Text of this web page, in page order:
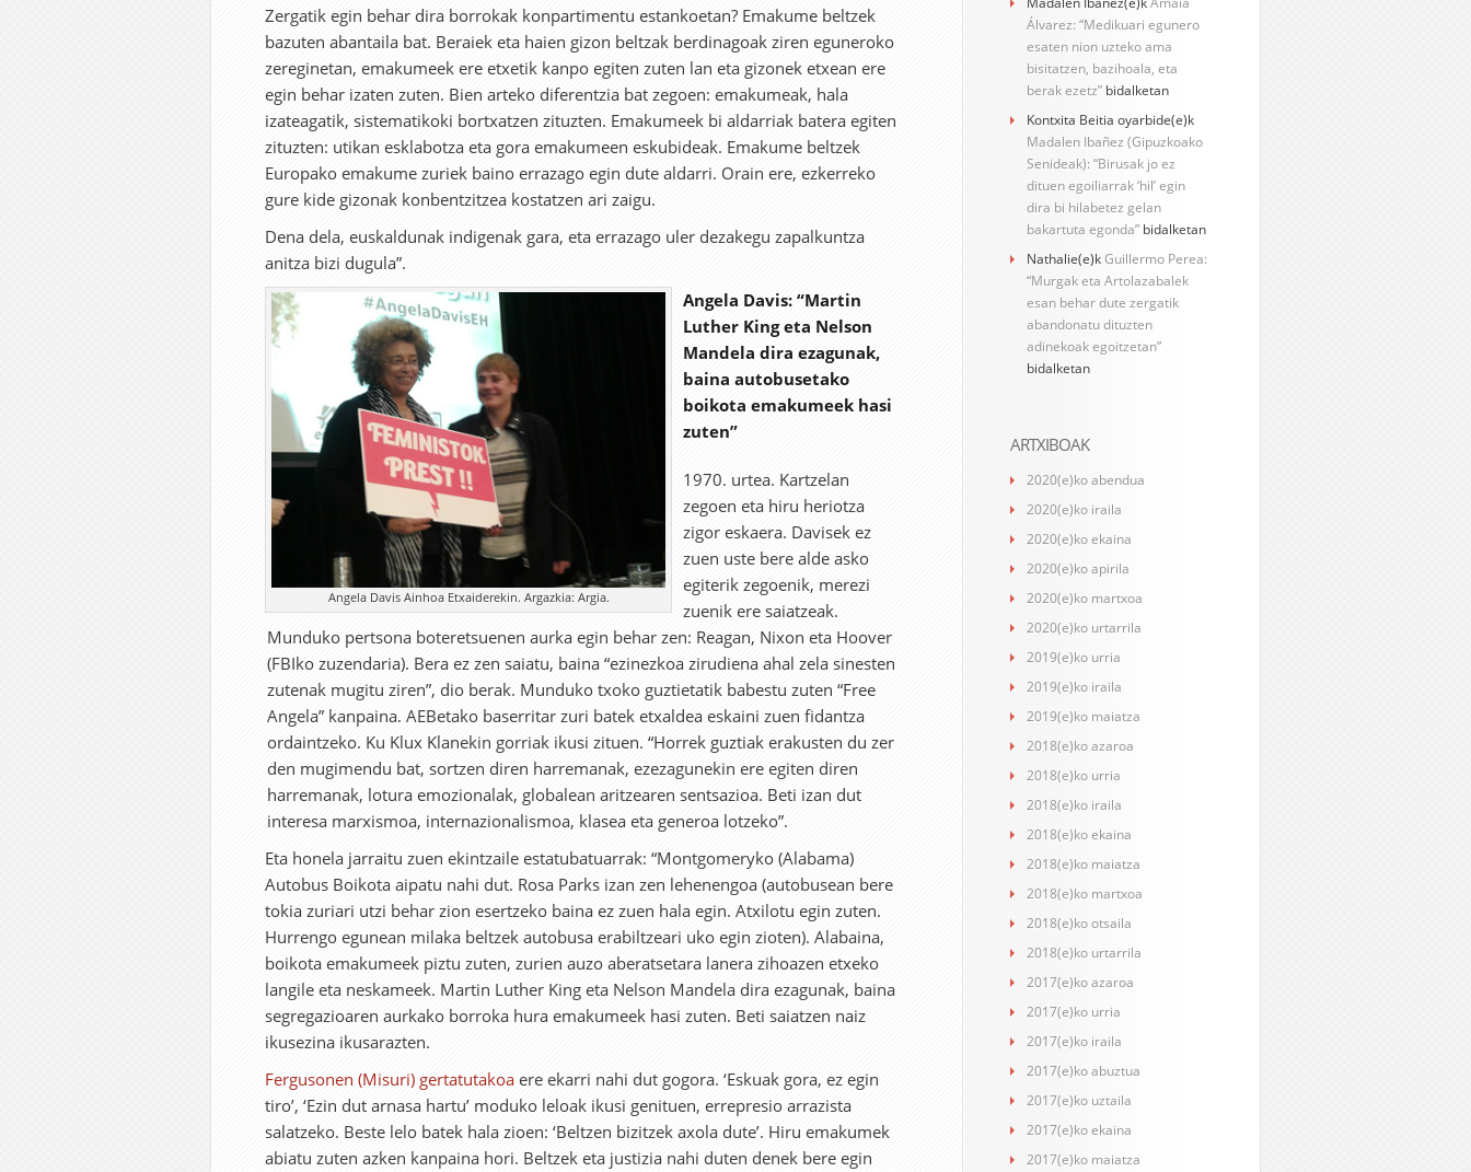
Zergatik egin behar dira borrokak konpartimentu estankoetan? Emakume beltzek
bazuten abantaila bat. Beraiek eta haien gizon beltzak berdinagoak ziren eguneroko
zereginetan, emakumeek ere etxetik kanpo egiten zuten lan eta gizonek etxean ere
egin behar izaten zuten. Bien arteko diferentzia bat zegoen: emakumeak, hala
izateagatik, sistematikoki bortxatzen zituzten. Emakumeek bi aldarriak batera egiten
zituzten: utikan esklabotza eta gora emakumeen eskubideak. Emakume beltzek
Europako emakume zuriek baino errazago egin dute aldarri. Orain ere, ezkerreko
gure kide gizonak konbentzitzea kostatzen ari zaigu.
Dena dela, euskaldunak indigenak gara, eta errazago uler dezakegu zapalkuntza
anitza bizi dugula”.
Angela Davis Ainhoa Etxaiderekin. Argazkia: Argia.
Angela Davis: “Martin
Luther King eta Nelson
Mandela dira ezagunak,
baina autobusetako
boikota emakumeek hasi
zuten”
urtea. Kartzelan
zegoen eta hiru heriotza
zigor eskaera. Davisek ez
zuen uste bere alde asko
egiterik zegoenik, merezi
zuenik ere saiatzeak.
Munduko pertsona boteretsuenen aurka egin behar zen: Reagan, Nixon eta Hoover
(FBIko zuzendaria). Bera ez zen saiatu, baina “ezinezkoa zirudiena ahal zela sinesten
zutenak mugitu ziren”, dio berak. Munduko txoko guztietatik babestu zuten “Free
Angela” kanpaina. AEBetako baserritar zuri batek etxaldea eskaini zuen fidantza
ordaintzeko. Ku Klux Klanekin gorriak ikusi zituen. “Horrek guztiak erakusten du zer
den mugimendu bat, sortzen diren harremanak, ezezagunekin ere egiten diren
harremanak, lotura emozionalak, globalean aritzearen sentsazioa. Beti izan dut
interesa marxismoa, internazionalismoa, klasea eta generoa lotzeko”.
Eta honela jarraitu zuen ekintzaile estatubatuarrak: “Montgomeryko (Alabama)
Autobus Boikota aipatu nahi dut. Rosa Parks izan zen lehenengoa (autobusean bere
tokia zuriari utzi behar zion esertzeko baina ez zuen hala egin. Atxilotu egin zuten.
Hurrengo egunean milaka beltzek autobusa erabiltzeari uko egin zioten). Alabaina,
boikota emakumeek piztu zuten, zurien auzo aberatsetara lanera zihoazen etxeko
langile eta neskameek. Martin Luther King eta Nelson Mandela dira ezagunak, baina
segregazioaren aurkako borroka hura emakumeek hasi zuten. Beti saiatzen naiz
ikusezina ikusarazten.
Fergusonen (Misuri) gertatutakoa ere ekarri nahi dut gogora. ‘Eskuak gora, ez egin
tiro’, ‘Ezin dut arnasa hartu’ moduko leloak ikusi genituen, errepresio arrazista
salatzeko. Beste lelo batek hala zioen: ‘Beltzen bizitzek axola dute’. Hiru emakumek
abiatu zuten azken kanpaina hori. Beltzek eta justizia nahi duten denek bere egin
Álvarez: “Medikuari egunero
esaten nion uzteko ama
bisitatzen, bazihoala, eta
berak ezetz” bidalketan
Kontxita Beitia oyarbide(e)k
Madalen Ibañez (Gipuzkoako
Senideak): “Birusak jo ez
dituen egoiliarrak ‘hil’ egin
dira bi hilabetez gelan
bakartuta egonda” bidalketan
Nathalie(e)kGuillermo Perea:
“Murgak eta Artolazabalek
esan behar dute zergatik
abandonatu dituzten
adinekoak egoitzetan”
bidalketan
ARTXIBOAK
2020(e)ko abendua
2020(e)ko iraila
2020(e)ko ekaina
2020(e)ko apirila
2020(e)ko martxoa
2020(e)ko urtarrila
2019(e)ko urria
2019(e)ko iraila
2019(e)ko maiatza
2018(e)ko azaroa
2018(e)ko urria
2018(e)ko iraila
2018(e)ko ekaina
2018(e)ko maiatza
2018(e)ko martxoa
2018(e)ko otsaila
2018(e)ko urtarrila
2017(e)ko azaroa
2017(e)ko urria
2017(e)ko iraila
2017(e)ko abuztua
2017(e)ko uztaila
2017(e)ko ekaina
2017(e)ko maiatza